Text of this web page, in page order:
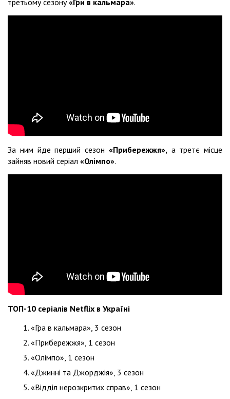
За ним йде перший сезон «Прибережжя», а третє місце
зайняв новий серіал «Олімпо».
ТОП-10 серіалів Netflix в Україні
«Гра в кальмара», 3 сезон
«Прибережжя», 1 сезон
«Олімпо», 1 сезон
«Джинні та Джорджія», 3 сезон
«Відділ нерозкритих справ», 1 сезон